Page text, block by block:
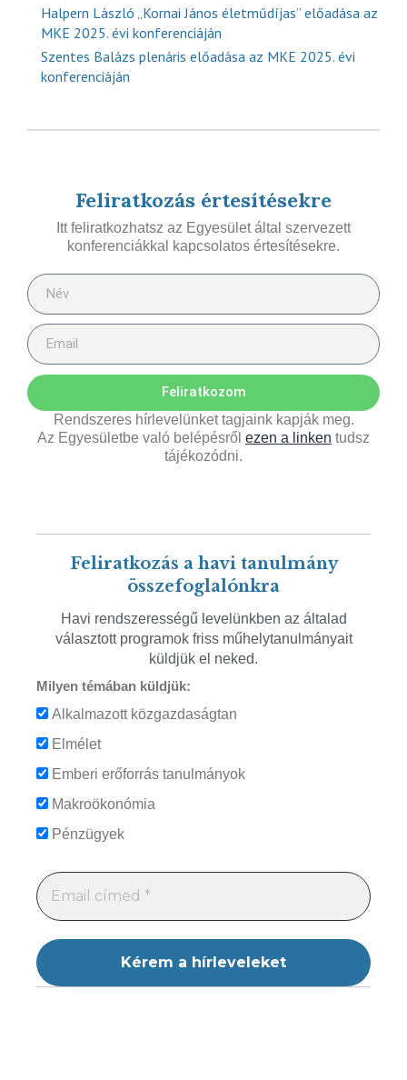
Halpern László „Kornai János életműdíjas” előadása az
MKE 2025. évi konferenciáján
Szentes Balázs plenáris előadása az MKE 2025. évi
konferenciáján
Feliratkozás értesítésekre
Itt feliratkozhatsz az Egyesület által szervezett
konferenciákkal kapcsolatos értesítésekre.
Feliratkozom
Rendszeres hírlevelünket tagjaink kapják meg.
Az Egyesületbe való belépésről ezen a linken tudsz
tájékozódni.
Feliratkozás a havi tanulmány
összefoglalónkra
Havi rendszerességű levelünkben az általad
választott programok friss műhelytanulmányait
küldjük el neked.
Milyen témában küldjük:
Alkalmazott közgazdaságtan
Elmélet
Emberi erőforrás tanulmányok
Makroökonómia
Pénzügyek